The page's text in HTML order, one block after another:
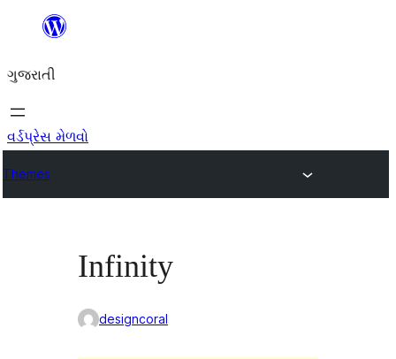
કંટેન્ટ(લખાણ)
જાઓ
ગુજરાતી
વર્ડપ્રેસ મેળવો
Themes
Infinity
designcoral